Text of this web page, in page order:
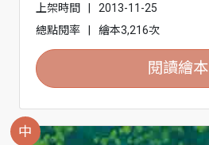
上架時間
|
2013-11-25
總點閱率
| 繪本3,216次
閱讀繪本
中